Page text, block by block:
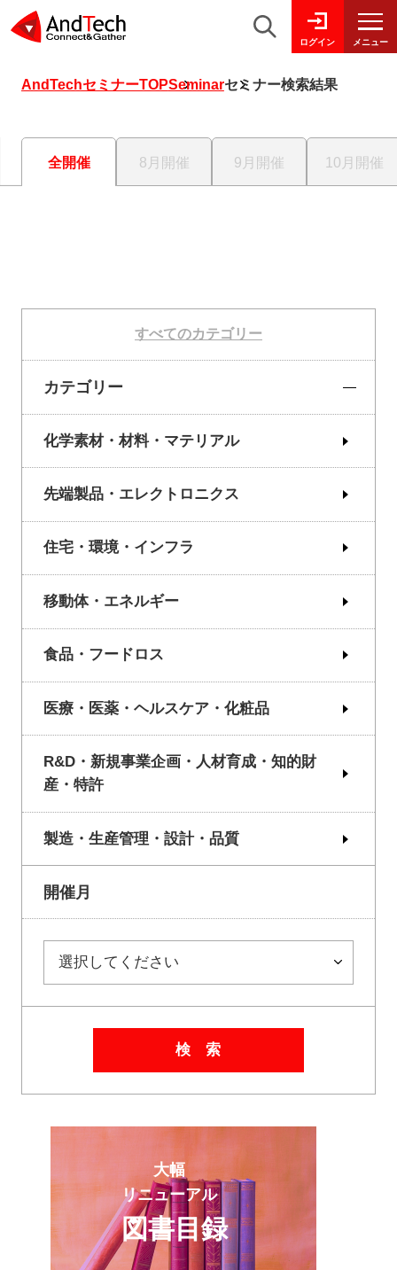
ログイン メニュー
AndTechセミナーTOPSeminarセミナー検索結果
全開催 8月開催 9月開催 10月開催
すべてのカテゴリー
カテゴリー
化学素材・材料・マテリアル
先端製品・エレクトロニクス
住宅・環境・インフラ
移動体・エネルギー
食品・フードロス
医療・医薬・ヘルスケア・化粧品
R&D・新規事業企画・人材育成・知的財
産・特許
製造・生産管理・設計・品質
開催月
検 索
大幅
リニューアル
図書目録